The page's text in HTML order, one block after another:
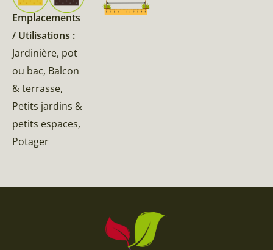
Emplacements
/ Utilisations :
Jardinière, pot
ou bac, Balcon
& terrasse,
Petits jardins &
petits espaces,
Potager